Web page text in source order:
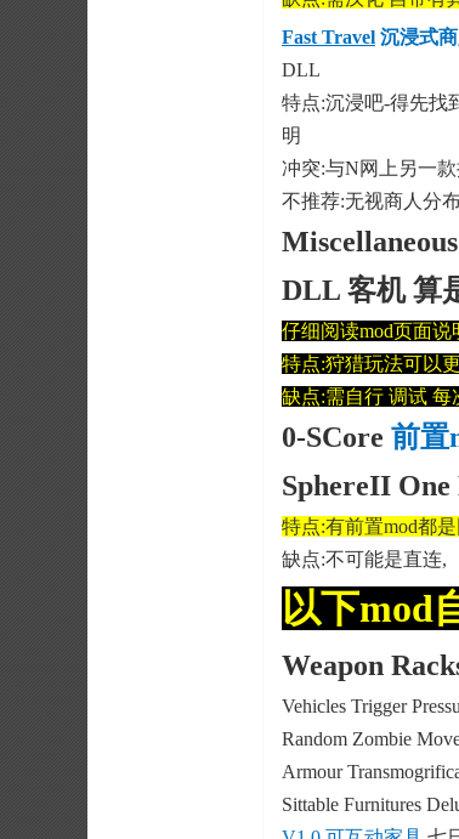
Fast Travel沉浸式
DLL
特点:沉浸吧-得先找
明
冲突:与N网上另一
不推荐:无视商人分
DLL 客机 算
仔细阅读mod页面
特点:狩猎玩法可以
缺点:需自行 调试 每
0-SCore 前置
SphereII
特点:有前置mod都
缺点:不可能是直连,
以下mod
Weapon
Vehicles Trigger
Random Zombie
Armour
Sittable Furnitures